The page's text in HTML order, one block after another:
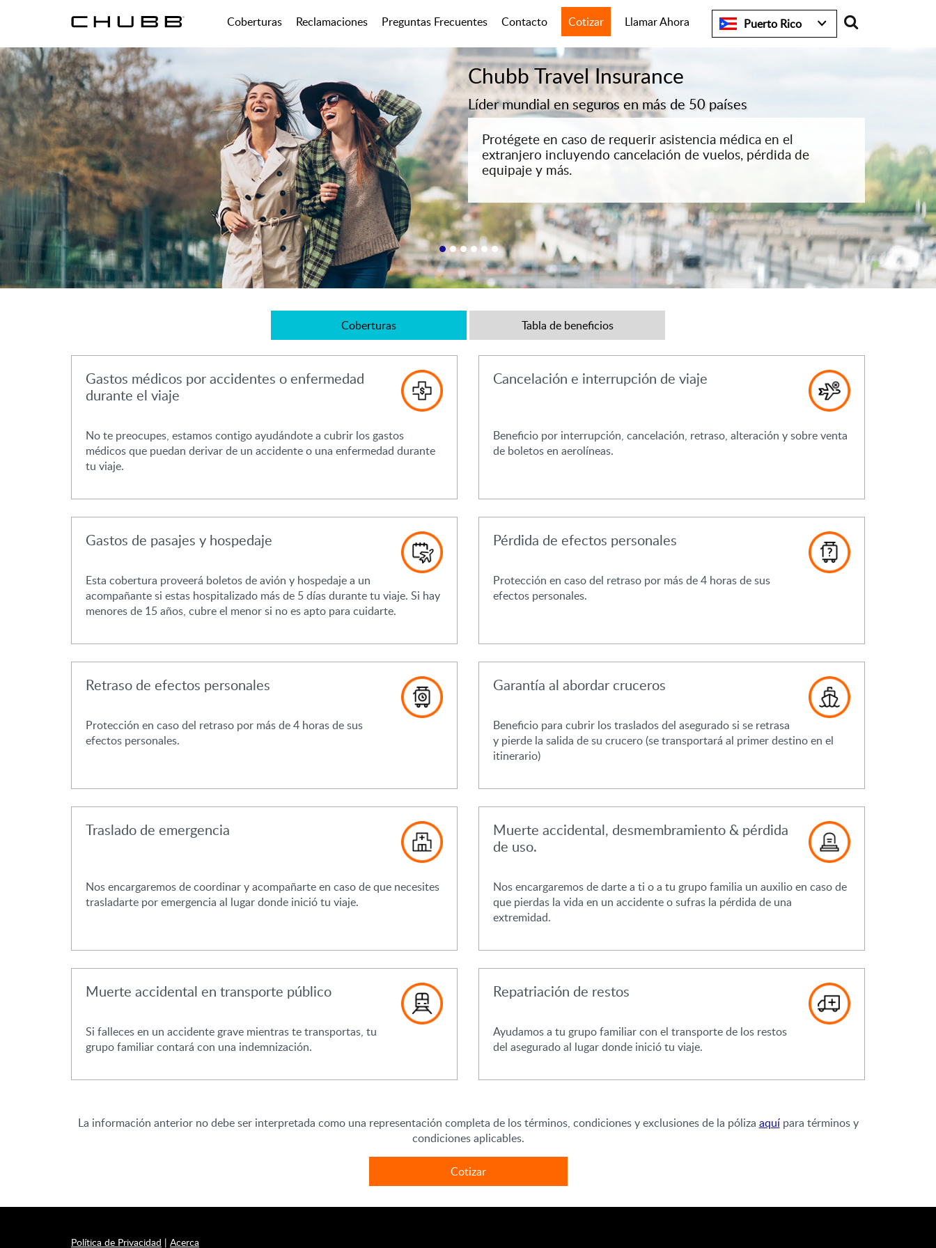
Coberturas Reclamaciones Preguntas Frecuentes Contacto Cotizar Llamar Ahora Puerto Rico Search
Chubb Travel Insurance
Líder mundial en seguros en más de 50 países
Protégete en caso de requerir asistencia médica en el
extranjero incluyendo cancelación de vuelos, pérdida de
equipaje y más.
Coberturas Tabla de beneficios
Gastos médicos por accidentes o enfermedad
durante el viaje
No te preocupes, estamos contigo ayudándote a cubrir los gastos
médicos que puedan derivar de un accidente o una enfermedad durante
tu viaje.
Cancelación e interrupción de viaje
Beneficio por interrupción, cancelación, retraso, alteración y sobre venta
de boletos en aerolíneas.
Gastos de pasajes y hospedaje
Esta cobertura proveerá boletos de avión y hospedaje a un
acompañante si estas hospitalizado más de 5 días durante tu viaje. Si hay
menores de 15 años, cubre el menor si no es apto para cuidarte.
Pérdida de efectos personales
Protección en caso del retraso por más de 4 horas de sus
efectos personales.
Retraso de efectos personales
Protección en caso del retraso por más de 4 horas de sus
efectos personales.
Garantía al abordar cruceros
Beneficio para cubrir los traslados del asegurado si se retrasa
y pierde la salida de su crucero (se transportará al primer destino en el
itinerario)
Traslado de emergencia
Nos encargaremos de coordinar y acompañarte en caso de que necesites
trasladarte por emergencia al lugar donde inició tu viaje.
Muerte accidental, desmembramiento & pérdida
de uso.
Nos encargaremos de darte a ti o a tu grupo familia un auxilio en caso de
que pierdas la vida en un accidente o sufras la pérdida de una
extremidad.
Muerte accidental en transporte público
Si falleces en un accidente grave mientras te transportas, tu
grupo familiar contará con una indemnización.
Repatriación de restos
Ayudamos a tu grupo familiar con el transporte de los restos
del asegurado al lugar donde inició tu viaje.
La información anterior no debe ser interpretada como una representación completa de los términos, condiciones y exclusiones de la póliza aquípara términos y
condiciones aplicables.
Cotizar
Política de Privacidad | Acerca